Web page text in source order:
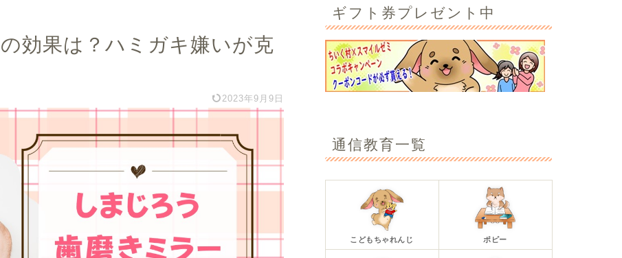
効果は？ハミガキ嫌いが克
2023年9月9日
ギフト券プレゼント中
通信教育一覧
こどもちゃれんじ ポピー